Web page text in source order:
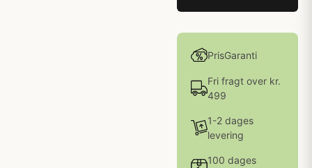
PrisGaranti
Fri fragt over kr.
499
1-2 dages
levering
100 dages